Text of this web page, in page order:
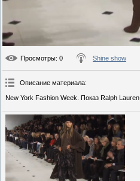
Просмотры: 0 Shine show
Описание материала:
New York Fashion Week. Показ Ralph Lauren.